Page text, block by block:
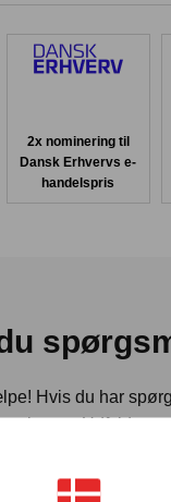
2x nominering til
Dansk Erhvervs e-
handelspris
Hvis du har
os. Udfyld
muligt.